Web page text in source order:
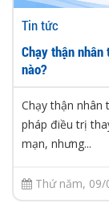
Tin tức
Chạy thận
nào?
Chạy thận nhân
pháp điều trị
mạn, nhưng...
Thứ năm, 09/